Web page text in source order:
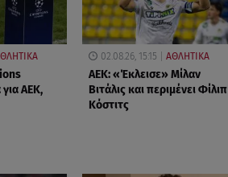
ΑΕΚ,
02.08.26, 15:15 ΑΘΛΗΤΙΚΑ
ΑΕΚ: «Έκλεισε» Μίλαν
Βιτάλις και περιμένει Φίλιπ
Κόστιτς